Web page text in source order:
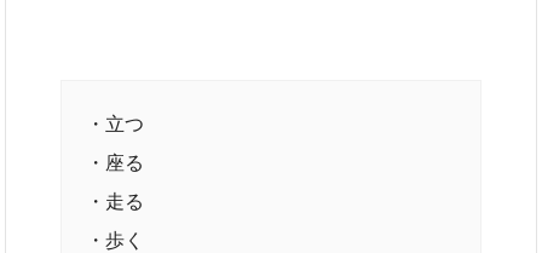
・立つ
・座る
・走る
・歩く